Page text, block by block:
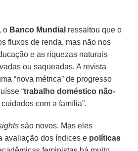
o Banco Mundial ressaltou que o
fluxos de renda, mas não nos
e as riquezas naturais
ou saqueadas. A revista
“nova métrica” de progresso
“trabalho doméstico não-
com a família”.
são novos. Mas eles
avaliação dos índices e políticas